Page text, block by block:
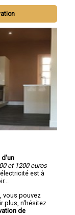
d'un
et 1200 euros
est à
vous pouvez
plus, n'hésitez
de